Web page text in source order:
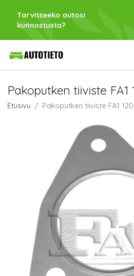
Tarvitseeko autosi
kunnostusta?
Pakoputken tiiviste FA1
Etusivu Pakoputken tiiviste FA1